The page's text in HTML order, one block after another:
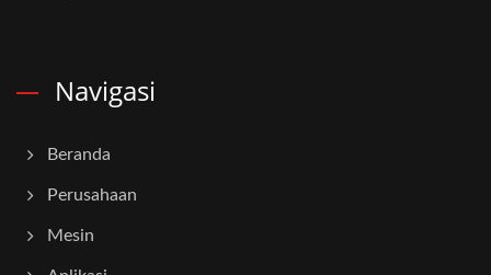
Navigasi
Beranda
Perusahaan
Mesin